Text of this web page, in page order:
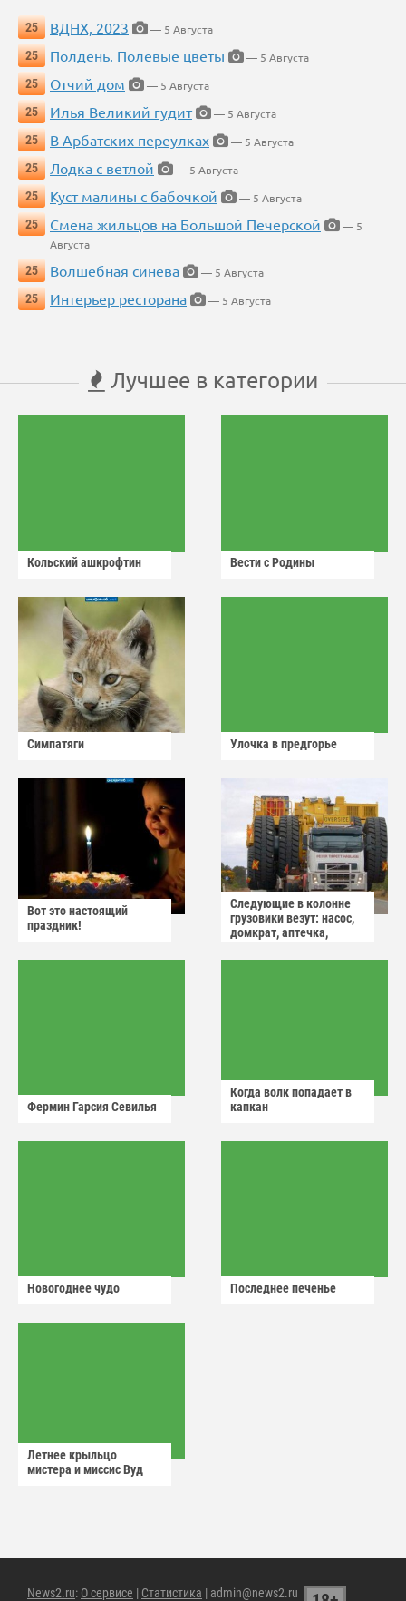
25 ВДНХ, 2023
— 5 Августа
25
Полдень. Полевые цветы
— 5 Августа
25
Отчий дом
— 5 Августа
25
Илья Великий гудит
— 5 Августа
25
В Арбатских переулках
— 5 Августа
25
Лодка с ветлой
— 5 Августа
25
Куст малины с бабочкой
— 5 Августа
25
Смена жильцов на Большой Печерской
— 5
Августа
25
Волшебная синева
— 5 Августа
25
Интерьер ресторана — 5 Августа
Лучшее в категории
Кольский ашкрофтин Вести с Родины
Симпатяги Улочка в предгорье
Вот это настоящий
праздник!
Следующие в колонне
грузовики везут: насос,
домкрат, аптечка,
Фермин Гарсия Севилья
Когда волк попадает в
капкан
Новогоднее чудо Последнее печенье
Летнее крыльцо
мистера и миссис Вуд
News2.ru: О сервисе | Статистика | admin@news2.ru